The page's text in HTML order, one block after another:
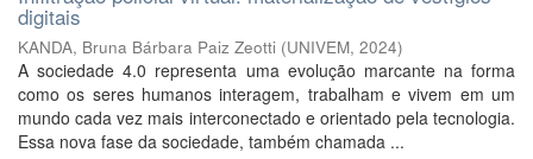
digitais
KANDA, Bruna Bárbara Paiz Zeotti (UNIVEM, 2024)
A sociedade 4.0 representa uma evolução marcante na forma
como os seres humanos interagem, trabalham e vivem em um
mundo cada vez mais interconectado e orientado pela tecnologia.
Essa nova fase da sociedade, também chamada ...